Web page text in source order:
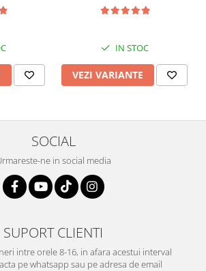
IN STOC
VEZI VARIANTE
SOCIAL
ne in social media
SUPORT CLIENTI
intre orele 8-16, in afara acestui interval
pe whatsapp sau pe adresa de email